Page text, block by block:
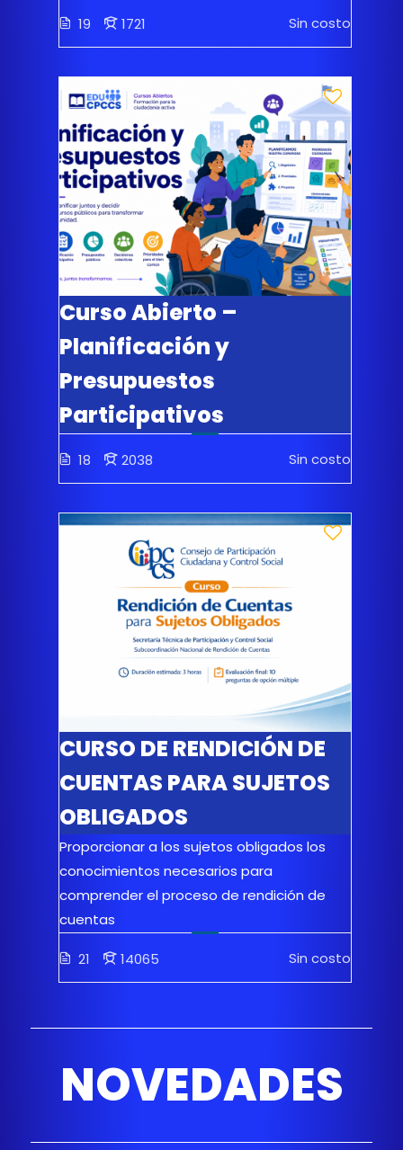
19 1721 Sin costo
Curso Abierto –
Planificación y
Presupuestos
Participativos
18 2038 Sin costo
CURSO DE RENDICIÓN DE
CUENTAS PARA SUJETOS
OBLIGADOS
Proporcionar a los sujetos obligados los
conocimientos necesarios para
comprender el proceso de rendición de
cuentas
21 14065 Sin costo
NOVEDADES